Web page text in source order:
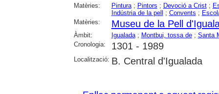
Matèries: Pintura; Pintors ; Devoció a Crist;
Indústria de la pell
; Convents ;
Matèries:
Museu de la Pell
Àmbit: Igualada; Montbui, tossa de; Santa
Cronologia:
1301 - 1989
Localització: B. Central d'Igualada